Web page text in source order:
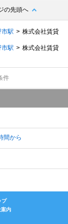
の先頭へ
市駅
株式会社賃貸
市駅
株式会社賃貸
件
間から
プ
案内